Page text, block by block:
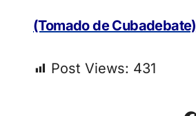
(Tomado de Cubadebate)
Post Views: 431